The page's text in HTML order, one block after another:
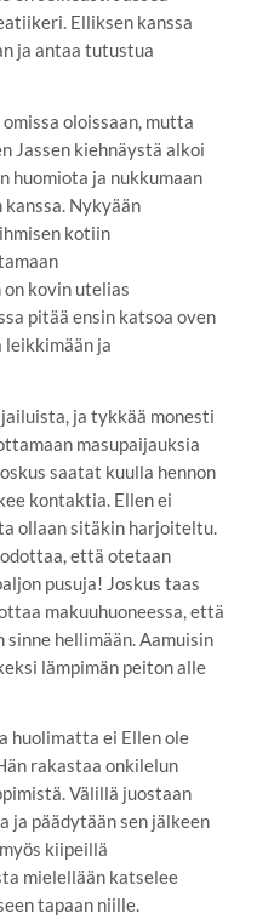
Elliksen kanssa
ja antaa tutustua
oloissaan, mutta
Jassen kiehnäystä alkoi
huomiota ja nukkumaan
kanssa. Nykyään
kotiin
kovin utelias
pitää ensin katsoa oven
ja
ja tykkää monesti
masupaijauksia
saatat kuulla hennon
kontaktia. Ellen ei
ollaan sitäkin harjoiteltu.
että otetaan
pusuja! Joskus taas
makuuhuoneessa, että
hellimään. Aamuisin
lämpimän peiton alle
huolimatta ei Ellen ole
rakastaa onkilelun
Välillä juostaan
ja päädytään sen jälkeen
kiipeillä
mielellään katselee
tapaan niille.